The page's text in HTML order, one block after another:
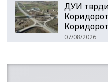
ДУИ тврди
07/08/2026